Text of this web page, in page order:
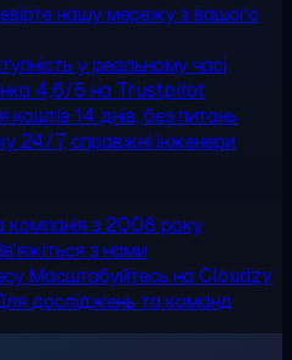
нашу мережу з вашого
у реальному часі
4,6/5 на Trustpilot
коштів14 днів, без питань
24/7, справжні інженери
з 2008 року
з нами
Масштабуйтесь на Cloudzy
досліджень та команд